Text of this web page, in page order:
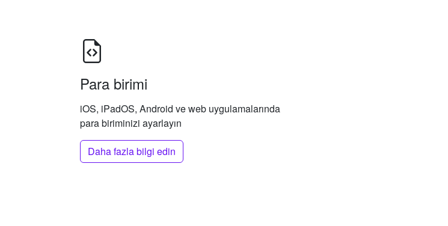
Para birimi
iOS, iPadOS, Android ve web uygulamalarında
para biriminizi ayarlayın
Daha fazla bilgi edin